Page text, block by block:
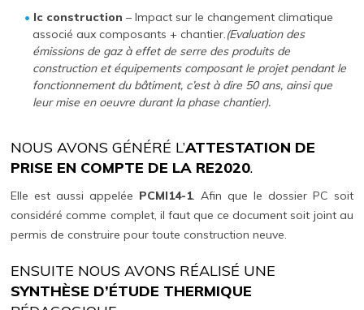
Ic construction – Impact sur le changement climatique
associé aux composants + chantier.(Evaluation des
émissions de gaz à effet de serre des produits de
construction et équipements composant le projet pendant le
fonctionnement du bâtiment, c’est à dire 50 ans, ainsi que
leur mise en oeuvre durant la phase chantier).
NOUS AVONS GÉNÉRÉ L’ATTESTATION DE
PRISE EN COMPTE DE LA RE2020.
Elle est aussi appelée PCMI14-1. Afin que le dossier PC soit
considéré comme complet, il faut que ce document soit joint au
permis de construire pour toute construction neuve.
ENSUITE NOUS AVONS RÉALISÉ UNE
SYNTHÈSE D’ÉTUDE THERMIQUE